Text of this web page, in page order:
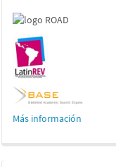
Más información